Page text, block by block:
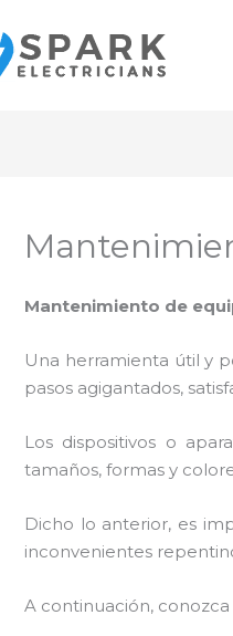
Mantenimiento de
Una herramienta útil y
pasos agigantados,
Los dispositivos o
tamaños, formas y
Dicho lo anterior, es
inconvenientes
A continuación,